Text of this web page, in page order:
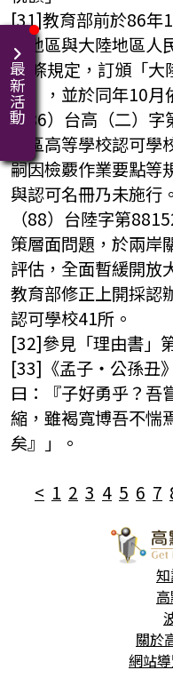
[31]教育部前於86年
灣地區與大陸地區人
22條規定，訂頒「大
法」，並於同年10月
（86）台高（二）
地區高等學校認可
嗣因檢覈作業要點等
與認可名冊乃未施行
（88）台陸字第
策層面問題，於兩岸
評估，全面暫緩開放
教育部修正上開採認
認可學校41所。
[32]參見「理由書」
[33]《孟子‧公孫丑
曰：『子好勇乎？吾
縮，雖褐寬博吾不惴
矣』」。
< 1 2 3 4 5 6 7
最新活動
關於
網站